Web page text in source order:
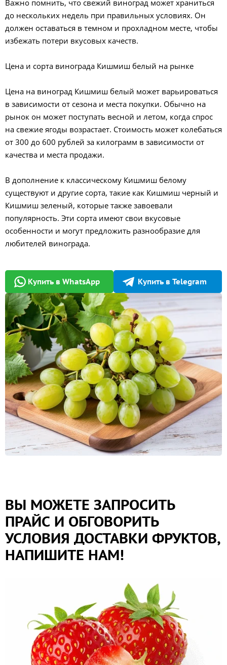
Важно помнить, что свежий виноград может храниться
до нескольких недель при правильных условиях. Он
должен оставаться в темном и прохладном месте, чтобы
избежать потери вкусовых качеств.
Цена и сорта винограда Кишмиш белый на рынке
Цена на виноград Кишмиш белый может варьироваться
в зависимости от сезона и места покупки. Обычно на
рынок он может поступать весной и летом, когда спрос
на свежие ягоды возрастает. Стоимость может колебаться
от 300 до 600 рублей за килограмм в зависимости от
качества и места продажи.
В дополнение к классическому Кишмиш белому
существуют и другие сорта, такие как Кишмиш черный и
Кишмиш зеленый, которые также завоевали
популярность. Эти сорта имеют свои вкусовые
особенности и могут предложить разнообразие для
любителей винограда.
Купить в WhatsApp Купить в Telegram
ВЫ МОЖЕТЕ ЗАПРОСИТЬ
ПРАЙС И ОБГОВОРИТЬ
УСЛОВИЯ ДОСТАВКИ ФРУКТОВ,
НАПИШИТЕ НАМ!